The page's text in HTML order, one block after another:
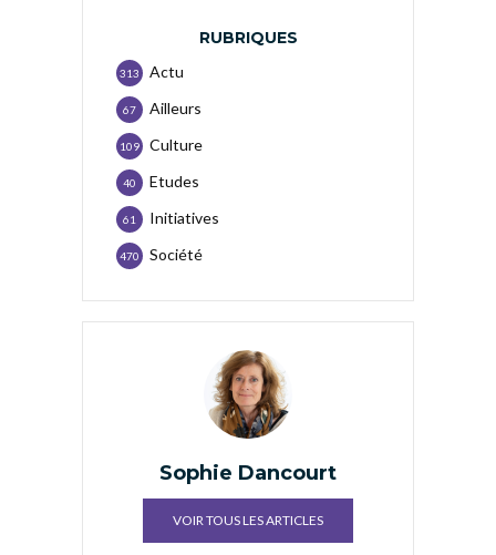
RUBRIQUES
Actu
313
Ailleurs
67
Culture
109
Etudes
40
Initiatives
61
Société
470
Sophie Dancourt
VOIR TOUS LES ARTICLES